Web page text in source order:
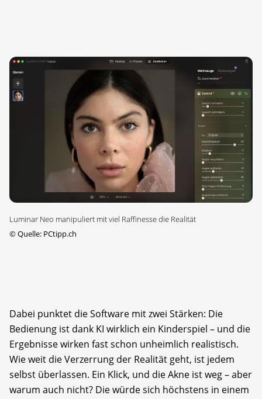
Luminar Neo manipuliert mit viel Raffinesse die Realität
©Quelle: PCtipp.ch
Dabei punktet die Software mit zwei Stärken: Die
Bedienung ist dank KI wirklich ein Kinderspiel – und die
Ergebnisse wirken fast schon unheimlich realistisch.
Wie weit die Verzerrung der Realität geht, ist jedem
selbst überlassen. Ein Klick, und die Akne ist weg – aber
warum auch nicht? Die würde sich höchstens in einem